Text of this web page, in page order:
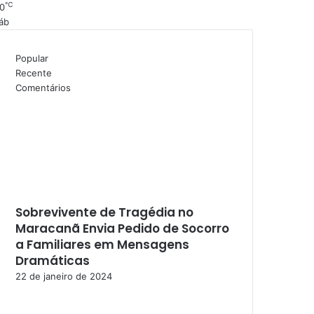
℃
Popular
Recente
Comentários
Sobrevivente de Tragédia no
Maracanã Envia Pedido de Socorro
a Familiares em Mensagens
Dramáticas
22 de janeiro de 2024